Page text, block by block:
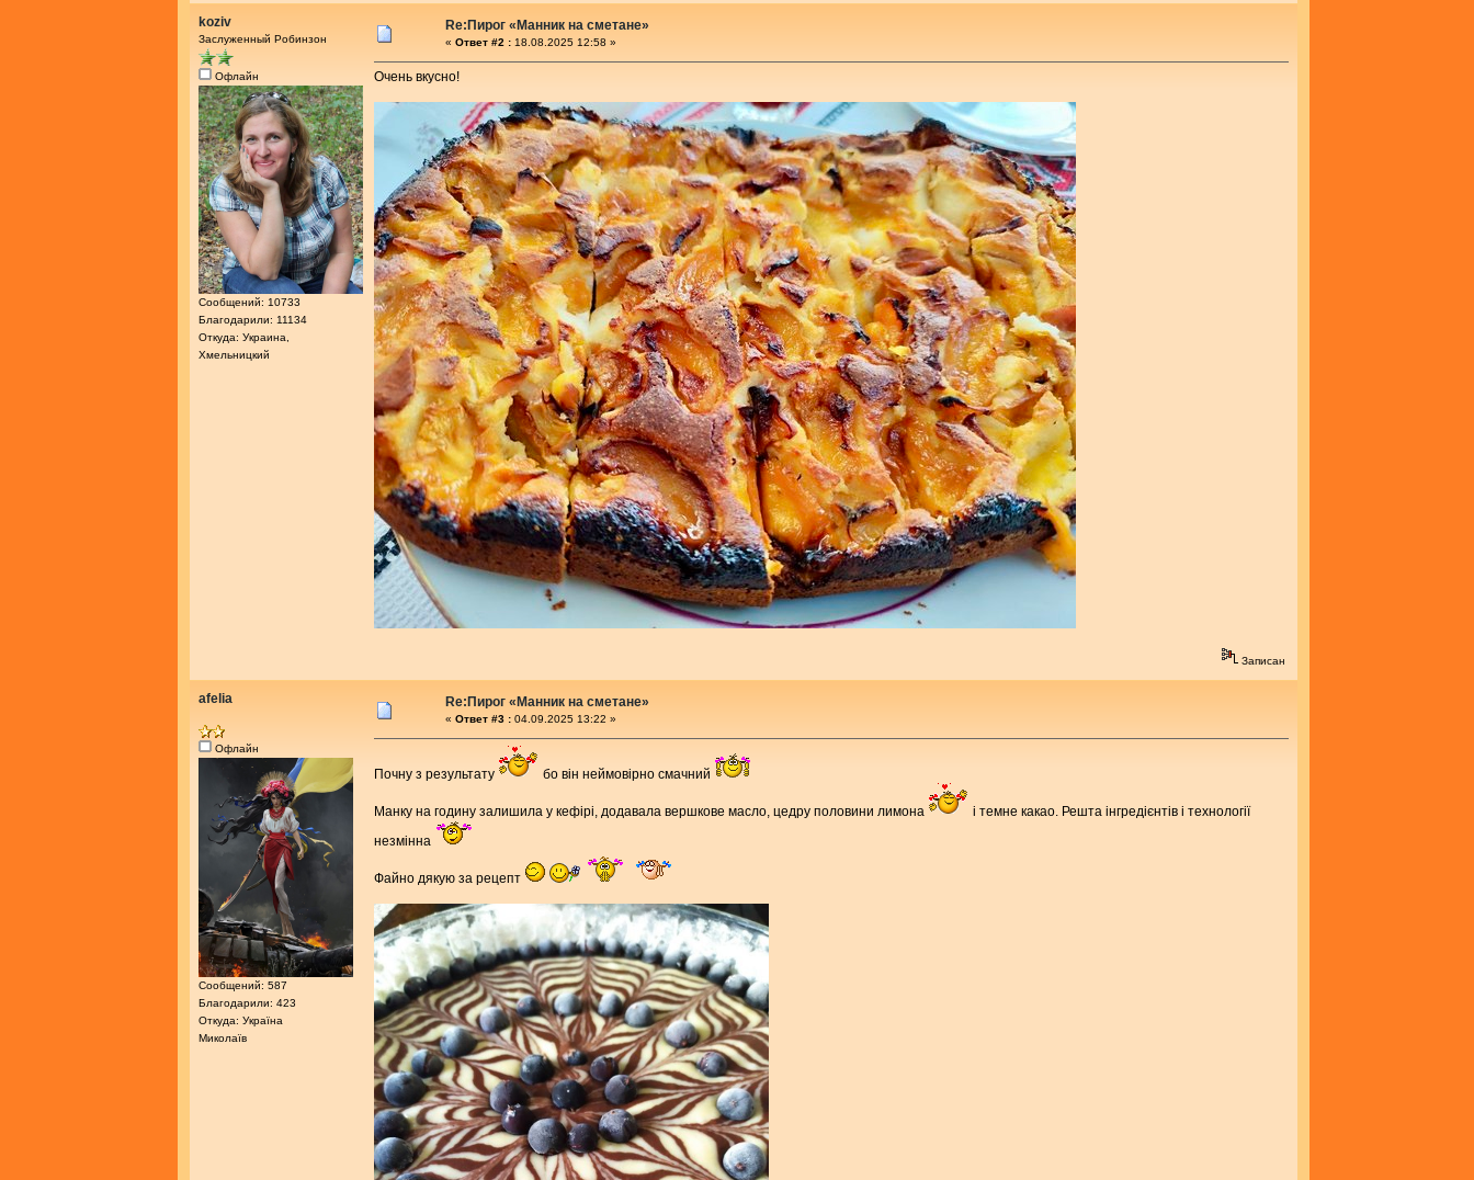
koziv
Заслуженный Робинзон
Офлайн
Сообщений: 10733
Благодарили: 11134
Откуда: Украина,
Хмельницкий
Re:Пирог «Манник на сметане»
« Ответ #2 : 18.08.2025 12:58 »
Очень вкусно!
Записан
afelia
Офлайн
Сообщений: 587
Благодарили: 423
Откуда: Україна
Миколаїв
Re:Пирог «Манник на сметане»
« Ответ #3 : 04.09.2025 13:22 »
Почну з результату бо він неймовірно смачний
Манку на годину залишила у кефірі, додавала вершкове масло, цедру половини лимона
і темне какао. Решта інгредієнтів і технології
незмінна
Файно дякую за рецепт